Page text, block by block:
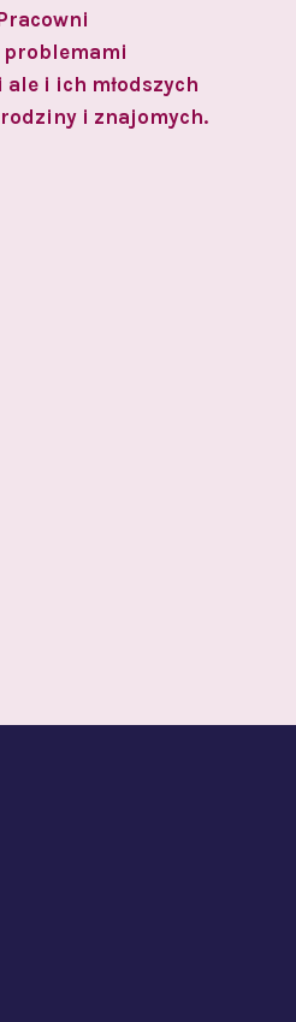
i ich młodszych
i znajomych.